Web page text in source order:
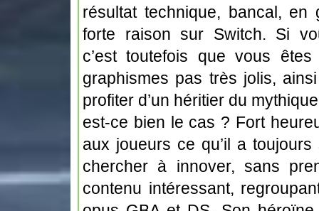
résultat technique, bancal,
forte raison sur Switch. Si
c’est toutefois que vous
graphismes pas très jolis,
profiter d’un héritier du
est-ce bien le cas ? Fort
aux joueurs ce qu’il a
chercher à innover, sans
contenu intéressant,